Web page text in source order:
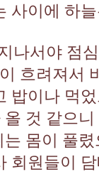
사이에 하
나서야 점
흐려져서
밥이나 먹
올 것 같으
는 몸이 풀
회원들이